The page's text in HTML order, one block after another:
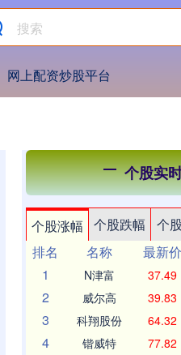
网上配资炒股平台
个股实
个股涨幅 个股跌幅 个
排名
名称 最新价
1
N津富 37.49
2 威尔高 39.83
3 科翔股份 64.32
4 锴威特 77.82